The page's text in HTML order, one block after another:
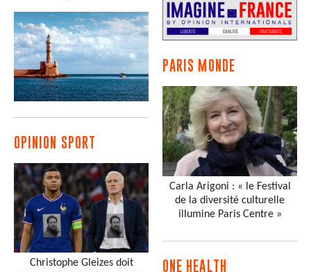
OPINION SPORT
Christophe Gleizes doit
PARIS MONDE
Carla Arigoni : « le Festival
de la diversité culturelle
illumine Paris Centre »
ONE HEALTH